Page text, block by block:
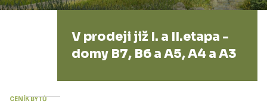
CENÍK BYTŮ
V prodeji již I. a II.etapa -
domy B7, B6 a A5, A4 a A3